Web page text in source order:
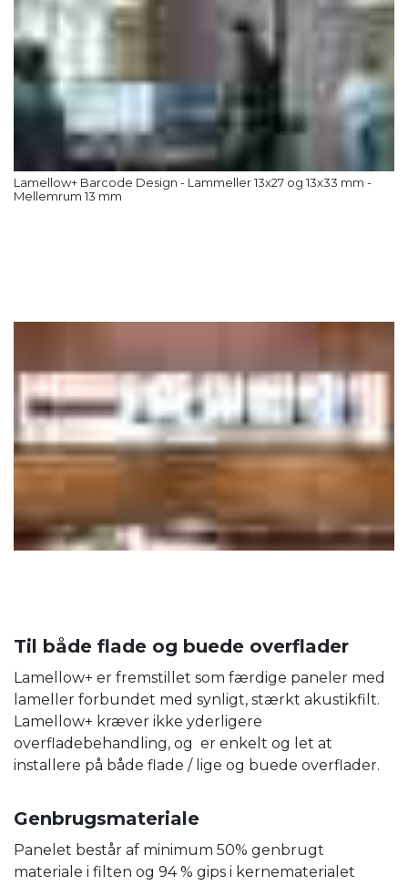
Lamellow+ Barcode Design - Lammeller 13x27 og 13x33 mm -
Mellemrum 13 mm
Til både flade og buede overflader
Lamellow+ er fremstillet som færdige paneler med
lameller forbundet med synligt, stærkt akustikfilt.
Lamellow+ kræver ikke yderligere
overfladebehandling, og er enkelt og let at
installere på både flade / lige og buede overflader.
Genbrugsmateriale
Panelet består af minimum 50% genbrugt
materiale i filten og 94 % gips i kernematerialet